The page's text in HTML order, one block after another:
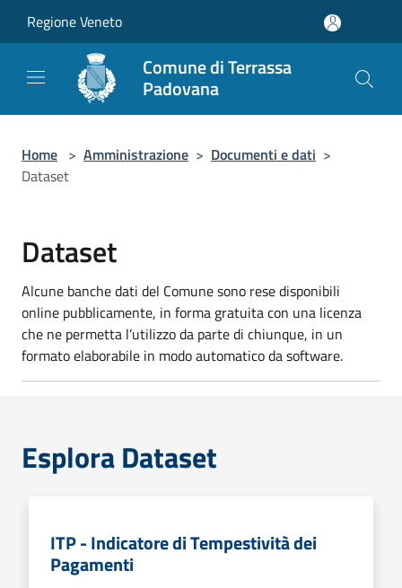
Regione Veneto
Comune di Terrassa
Padovana
Home > Amministrazione > Documenti e dati >
Dataset
Dataset
Alcune banche dati del Comune sono rese disponibili
online pubblicamente, in forma gratuita con una licenza
che ne permetta l’utilizzo da parte di chiunque, in un
formato elaborabile in modo automatico da software.
Esplora Dataset
ITP - Indicatore di Tempestività dei
Pagamenti